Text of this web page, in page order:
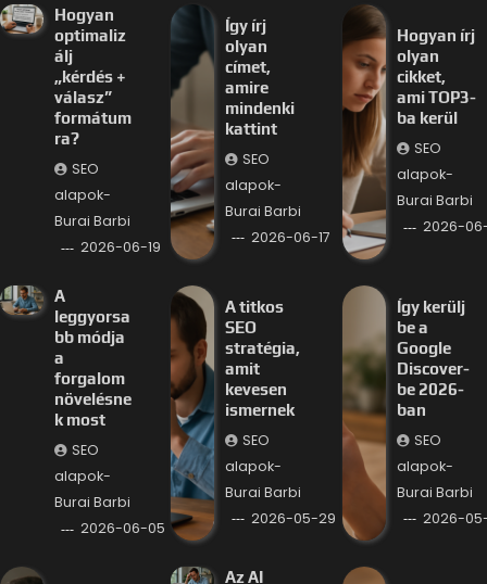
Hogyan
optimaliz
álj
„kérdés +
válasz”
formátum
ra?
SEO
alapok-
Burai Barbi
2026-06-19
Így írj
olyan
címet,
amire
mindenki
kattint
SEO
alapok-
Burai Barbi
2026-06-17
Hogyan írj
olyan
cikket,
ami TOP3-
ba kerül
SEO
alapok-
Burai Barbi
2026-06-
A
leggyorsa
bb módja
a
forgalom
növelésne
k most
SEO
alapok-
Burai Barbi
2026-06-05
A titkos
SEO
stratégia,
amit
kevesen
ismernek
SEO
alapok-
Burai Barbi
2026-05-29
Így kerülj
be a
Google
Discover-
be 2026-
ban
SEO
alapok-
Burai Barbi
2026-
Az AI